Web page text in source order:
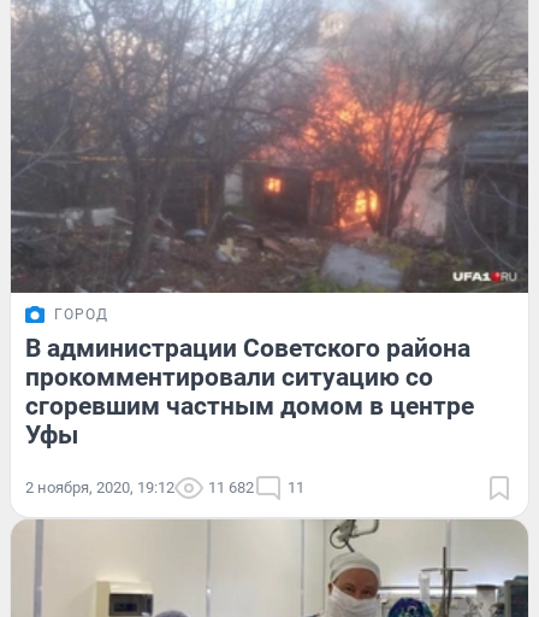
ГОРОД
В администрации Советского района
прокомментировали ситуацию со
сгоревшим частным домом в центре
Уфы
2 ноября, 2020, 19:12 11 682 11